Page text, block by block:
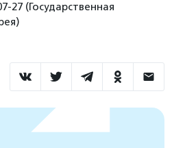
27 (Государственная